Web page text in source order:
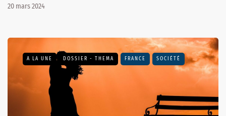
20 mars 2024
A LA UNE DOSSIER - THEMA FRANCE SOCIÉTÉ